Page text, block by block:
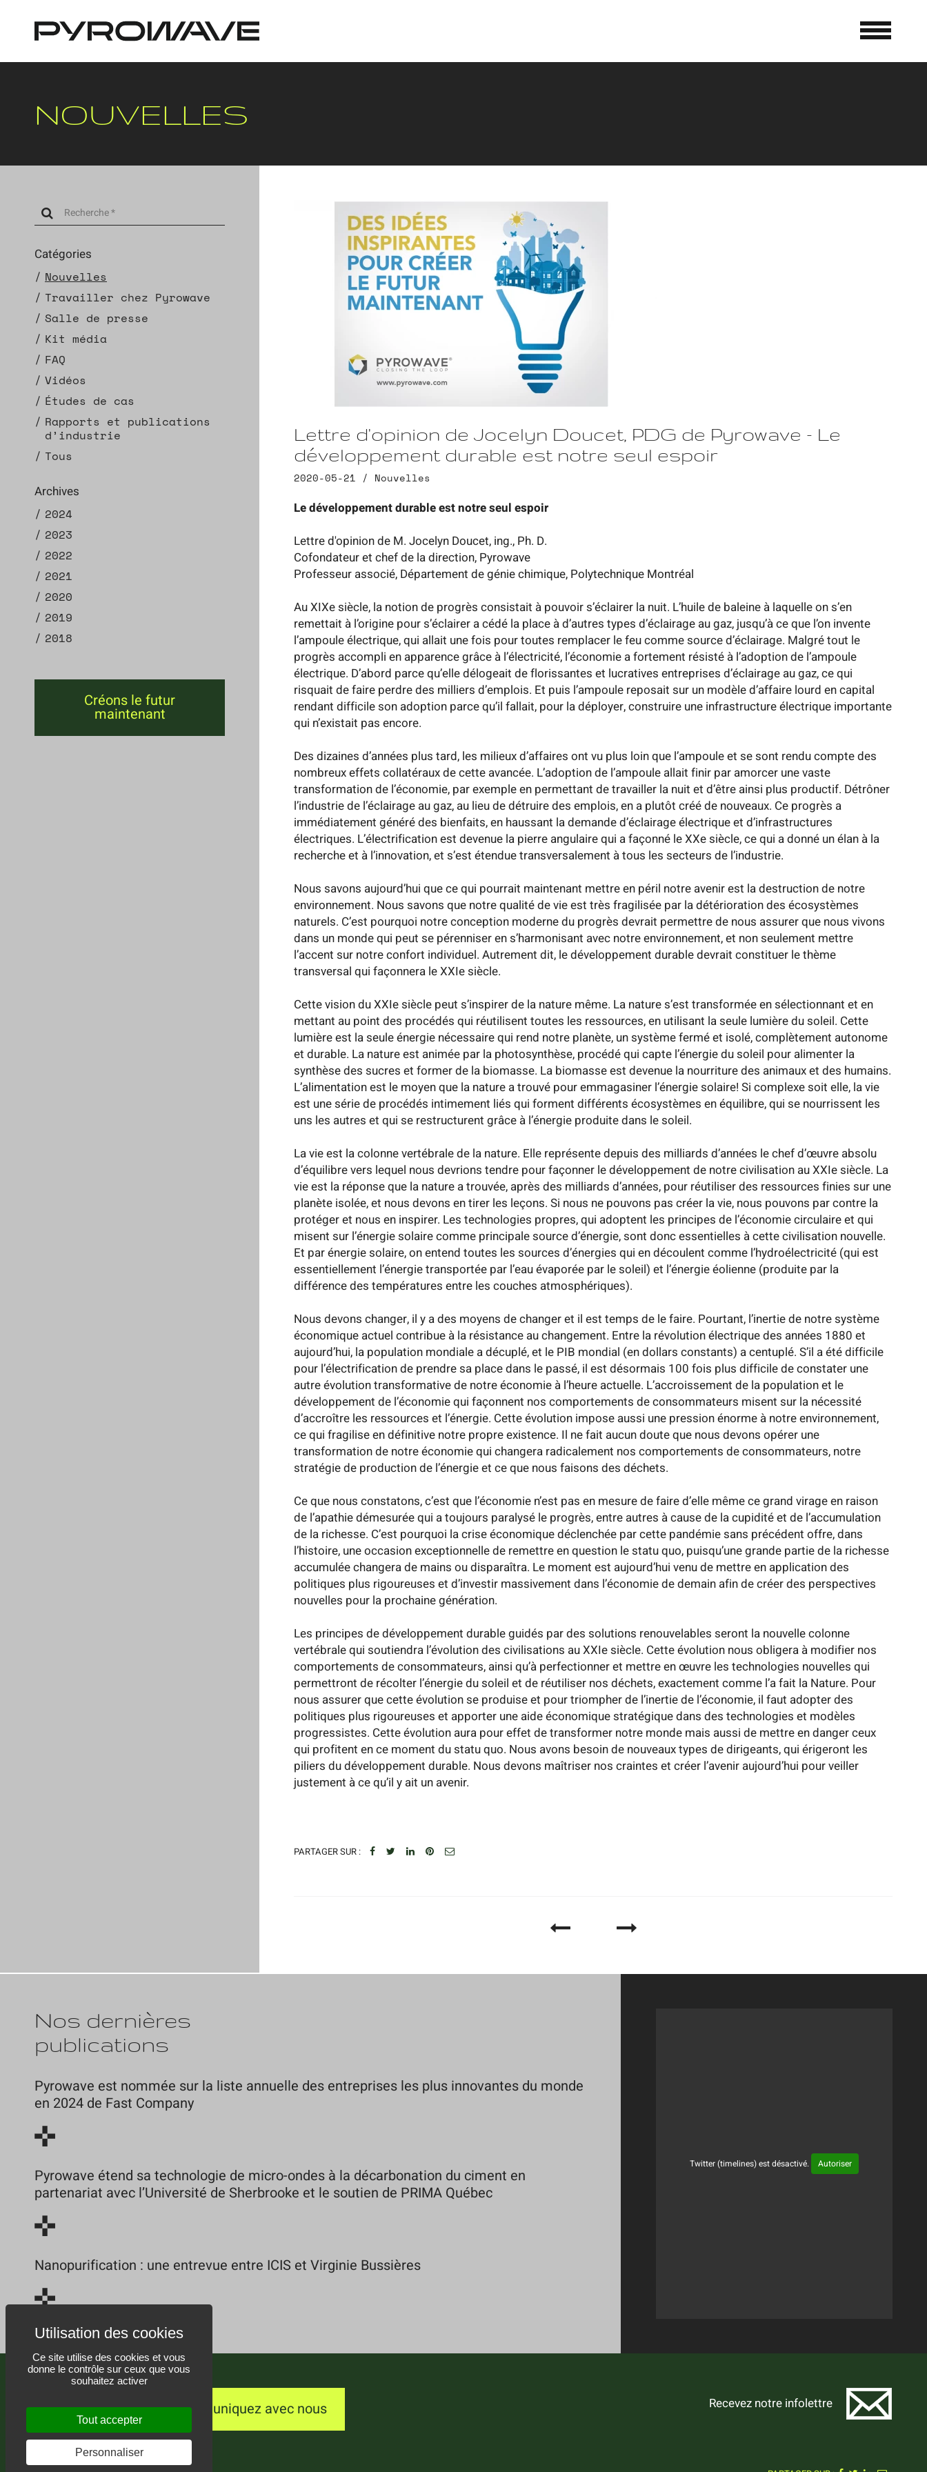
Ce site utilise des cookies et vous
donne le contrôle sur ceux que vous
souhaitez activer
Tout accepter
Personnaliser
NOUVELLES
Catégories
Nouvelles
Travailler chez Pyrowave
Salle de presse
Kit média
FAQ
Vidéos
Études de cas
Rapports et publications
d’industrie
Tous
Archives
2024
2023
2022
2021
2020
2019
2018
Créons le futur
maintenant
Lettre d'opinion de Jocelyn Doucet, PDG de Pyrowave - Le
développement durable est notre seul espoir
2020-05-21 / Nouvelles
Le développement durable est notre seul espoir
Lettre d'opinion de M. Jocelyn Doucet, ing., Ph. D.
Cofondateur et chef de la direction, Pyrowave
Professeur associé, Département de génie chimique, Polytechnique Montréal
Au XIXe siècle, la notion de progrès consistait à pouvoir s’éclairer la nuit. L’huile de baleine à laquelle on s’en
remettait à l’origine pour s’éclairer a cédé la place à d’autres types d’éclairage au gaz, jusqu’à ce que l’on invente
l’ampoule électrique, qui allait une fois pour toutes remplacer le feu comme source d’éclairage. Malgré tout le
progrès accompli en apparence grâce à l’électricité, l’économie a fortement résisté à l’adoption de l’ampoule
électrique. D’abord parce qu’elle délogeait de florissantes et lucratives entreprises d’éclairage au gaz, ce qui
risquait de faire perdre des milliers d’emplois. Et puis l’ampoule reposait sur un modèle d’affaire lourd en capital
rendant difficile son adoption parce qu’il fallait, pour la déployer, construire une infrastructure électrique importante
qui n’existait pas encore.
Des dizaines d’années plus tard, les milieux d’affaires ont vu plus loin que l’ampoule et se sont rendu compte des
nombreux effets collatéraux de cette avancée. L’adoption de l’ampoule allait finir par amorcer une vaste
transformation de l’économie, par exemple en permettant de travailler la nuit et d’être ainsi plus productif. Détrôner
l’industrie de l’éclairage au gaz, au lieu de détruire des emplois, en a plutôt créé de nouveaux. Ce progrès a
immédiatement généré des bienfaits, en haussant la demande d’éclairage électrique et d’infrastructures
électriques. L’électrification est devenue la pierre angulaire qui a façonné le XXe siècle, ce qui a donné un élan à la
recherche et à l’innovation, et s’est étendue transversalement à tous les secteurs de l’industrie.
Nous savons aujourd’hui que ce qui pourrait maintenant mettre en péril notre avenir est la destruction de notre
environnement. Nous savons que notre qualité de vie est très fragilisée par la détérioration des écosystèmes
naturels. C’est pourquoi notre conception moderne du progrès devrait permettre de nous assurer que nous vivons
dans un monde qui peut se pérenniser en s’harmonisant avec notre environnement, et non seulement mettre
l’accent sur notre confort individuel. Autrement dit, le développement durable devrait constituer le thème
transversal qui façonnera le XXIe siècle.
Cette vision du XXIe siècle peut s’inspirer de la nature même. La nature s’est transformée en sélectionnant et en
mettant au point des procédés qui réutilisent toutes les ressources, en utilisant la seule lumière du soleil. Cette
lumière est la seule énergie nécessaire qui rend notre planète, un système fermé et isolé, complètement autonome
et durable. La nature est animée par la photosynthèse, procédé qui capte l’énergie du soleil pour alimenter la
synthèse des sucres et former de la biomasse. La biomasse est devenue la nourriture des animaux et des humains.
L’alimentation est le moyen que la nature a trouvé pour emmagasiner l’énergie solaire! Si complexe soit elle, la vie
est une série de procédés intimement liés qui forment différents écosystèmes en équilibre, qui se nourrissent les
uns les autres et qui se restructurent grâce à l’énergie produite dans le soleil.
La vie est la colonne vertébrale de la nature. Elle représente depuis des milliards d’années le chef d’œuvre absolu
d’équilibre vers lequel nous devrions tendre pour façonner le développement de notre civilisation au XXIe siècle. La
vie est la réponse que la nature a trouvée, après des milliards d’années, pour réutiliser des ressources finies sur une
planète isolée, et nous devons en tirer les leçons. Si nous ne pouvons pas créer la vie, nous pouvons par contre la
protéger et nous en inspirer. Les technologies propres, qui adoptent les principes de l’économie circulaire et qui
misent sur l’énergie solaire comme principale source d’énergie, sont donc essentielles à cette civilisation nouvelle.
Et par énergie solaire, on entend toutes les sources d’énergies qui en découlent comme l’hydroélectricité (qui est
essentiellement l’énergie transportée par l’eau évaporée par le soleil) et l’énergie éolienne (produite par la
différence des températures entre les couches atmosphériques).
Nous devons changer, il y a des moyens de changer et il est temps de le faire. Pourtant, l’inertie de notre système
économique actuel contribue à la résistance au changement. Entre la révolution électrique des années 1880 et
aujourd’hui, la population mondiale a décuplé, et le PIB mondial (en dollars constants) a centuplé. S’il a été difficile
pour l’électrification de prendre sa place dans le passé, il est désormais 100 fois plus difficile de constater une
autre évolution transformative de notre économie à l’heure actuelle. L’accroissement de la population et le
développement de l’économie qui façonnent nos comportements de consommateurs misent sur la nécessité
d’accroître les ressources et l’énergie. Cette évolution impose aussi une pression énorme à notre environnement,
ce qui fragilise en définitive notre propre existence. Il ne fait aucun doute que nous devons opérer une
transformation de notre économie qui changera radicalement nos comportements de consommateurs, notre
stratégie de production de l’énergie et ce que nous faisons des déchets.
Ce que nous constatons, c’est que l’économie n’est pas en mesure de faire d’elle même ce grand virage en raison
de l’apathie démesurée qui a toujours paralysé le progrès, entre autres à cause de la cupidité et de l’accumulation
de la richesse. C’est pourquoi la crise économique déclenchée par cette pandémie sans précédent offre, dans
l’histoire, une occasion exceptionnelle de remettre en question le statu quo, puisqu’une grande partie de la richesse
accumulée changera de mains ou disparaîtra. Le moment est aujourd’hui venu de mettre en application des
politiques plus rigoureuses et d’investir massivement dans l’économie de demain afin de créer des perspectives
nouvelles pour la prochaine génération.
Les principes de développement durable guidés par des solutions renouvelables seront la nouvelle colonne
vertébrale qui soutiendra l’évolution des civilisations au XXIe siècle. Cette évolution nous obligera à modifier nos
comportements de consommateurs, ainsi qu’à perfectionner et mettre en œuvre les technologies nouvelles qui
permettront de récolter l’énergie du soleil et de réutiliser nos déchets, exactement comme l’a fait la Nature. Pour
nous assurer que cette évolution se produise et pour triompher de l’inertie de l’économie, il faut adopter des
politiques plus rigoureuses et apporter une aide économique stratégique dans des technologies et modèles
progressistes. Cette évolution aura pour effet de transformer notre monde mais aussi de mettre en danger ceux
qui profitent en ce moment du statu quo. Nous avons besoin de nouveaux types de dirigeants, qui érigeront les
piliers du développement durable. Nous devons maîtriser nos craintes et créer l’avenir aujourd’hui pour veiller
justement à ce qu’il y ait un avenir.
PARTAGER SUR :
Nos dernières
publications
Pyrowave est nommée sur la liste annuelle des entreprises les plus innovantes du monde
en 2024 de Fast Company
Pyrowave étend sa technologie de micro-ondes à la décarbonation du ciment en
partenariat avec l’Université de Sherbrooke et le soutien de PRIMA Québec
Nanopurification : une entrevue entre ICIS et Virginie Bussières
Twitter (timelines) est désactivé. Autoriser
Communiquez avec nous Recevez notre infolettre